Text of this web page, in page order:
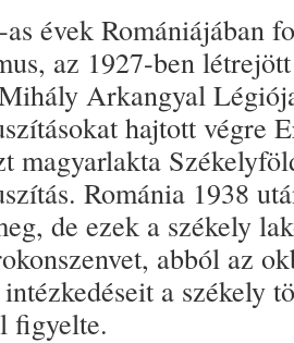
évek Romániájában
az 1927-ben
Arkangyal
hajtott végre
magyarlakta
Románia 1938
de ezek a székely
abból az
a székely
figyelte.